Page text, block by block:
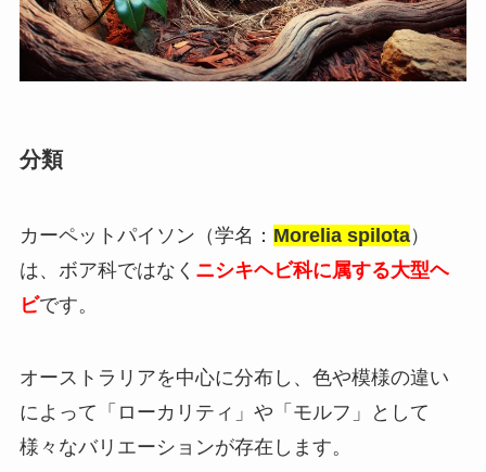
分類
カーペットパイソン（学名： Morelia spilota）
は、ボア科ではなく ニシキヘビ科に属する大型ヘ
ビです。
オーストラリアを中心に分布し、色や模様の違い
によって「ローカリティ」や「モルフ」として
様々なバリエーションが存在します。